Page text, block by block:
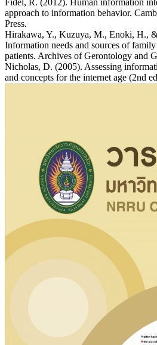
approach to information behavior.
Press.
Hirakawa, Y., Kuzuya, M., Enoki, H.,
Information needs and sources of
patients. Archives of Gerontology and
Nicholas, D. (2005). Assessing
and concepts for the internet age (2nd